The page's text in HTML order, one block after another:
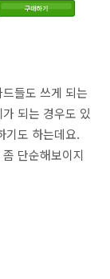
들도 쓰게 되는
되는 경우도 있
기도 하는데요.
단순해보이지